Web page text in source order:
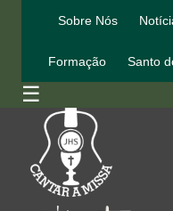
Sobre Nós
Formação Santo
☰